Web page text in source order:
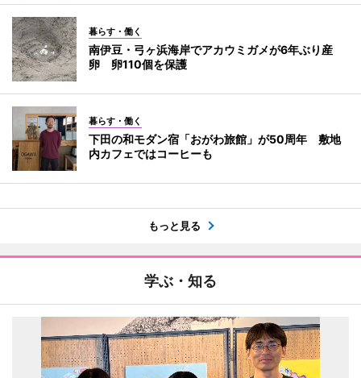
暮らす・働く
南伊豆・弓ヶ浜海岸でアカウミガメが6年ぶり産
卵 卵110個を保護
暮らす・働く
下田の和モダン宿「おがわ旅館」が50周年 敷地
内カフェではコーヒーも
もっと見る
学ぶ・知る